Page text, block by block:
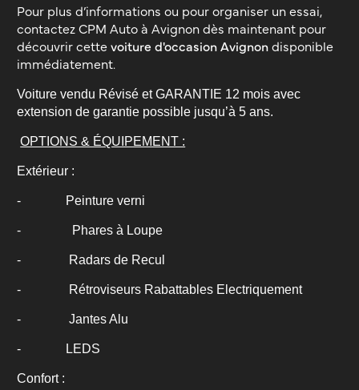
Pour plus d’informations ou pour organiser un essai,
contactez CPM Auto à Avignon dès maintenant pour
découvrir cettevoiture d'occasion Avignondisponible
immédiatement.
Voiture vendu Révisé et GARANTIE 12 mois avec
extension de garantie possible jusqu’à 5 ans.
OPTIONS & ÉQUIPEMENT :
Extérieur :
- Peinture verni
- Phares à Loupe
- Radars de Recul
- Rétroviseurs Rabattables Electriquement
- Jantes Alu
- LEDS
Confort :